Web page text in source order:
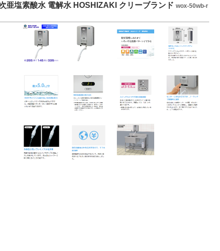
亜塩素酸水 電解水 HOSHIZAKI クリーブランド wox-50wb-r